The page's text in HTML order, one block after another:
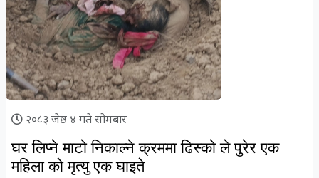
२०८३ जेष्ठ ४ गते सोमबार
घर लिप्ने माटो निकाल्ने क्रममा ढिस्को ले पुरेर एक
महिला को मृत्यु एक घाइते